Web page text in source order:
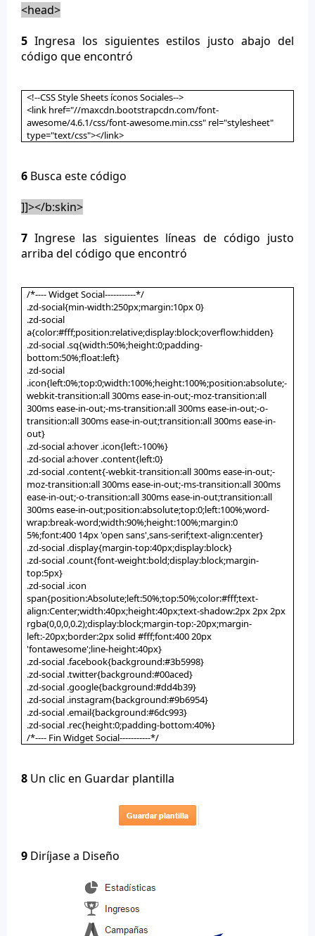
<head>
5 Ingresa los siguientes estilos justo abajo del
código que encontró
<!--CSS Style Sheets íconos Sociales-->
<link href="//maxcdn.bootstrapcdn.com/font-
awesome/4.6.1/css/font-awesome.min.css" rel="stylesheet"
type="text/css"></link>
6 Busca este código
]]></b:skin>
7 Ingrese las siguientes líneas de código justo
arriba del código que encontró
/*---- Widget Social-----------*/
.zd-social{min-width:250px;margin:10px 0}
.zd-social
a{color:#fff;position:relative;display:block;overflow:hidden}
.zd-social .sq{width:50%;height:0;padding-
bottom:50%;float:left}
.zd-social
.icon{left:0%;top:0;width:100%;height:100%;position:absolute;-
webkit-transition:all 300ms ease-in-out;-moz-transition:all
300ms ease-in-out;-ms-transition:all 300ms ease-in-out;-o-
transition:all 300ms ease-in-out;transition:all 300ms ease-in-
out}
.zd-social a:hover .icon{left:-100%}
.zd-social a:hover .content{left:0}
.zd-social .content{-webkit-transition:all 300ms ease-in-out;-
moz-transition:all 300ms ease-in-out;-ms-transition:all 300ms
ease-in-out;-o-transition:all 300ms ease-in-out;transition:all
300ms ease-in-out;position:absolute;top:0;left:100%;word-
wrap:break-word;width:90%;height:100%;margin:0
5%;font:400 14px 'open sans',sans-serif;text-align:center}
.zd-social .display{margin-top:40px;display:block}
.zd-social .count{font-weight:bold;display:block;margin-
top:5px}
.zd-social .icon
span{position:Absolute;left:50%;top:50%;color:#fff;text-
align:Center;width:40px;height:40px;text-shadow:2px 2px 2px
rgba(0,0,0,0.2);display:block;margin-top:-20px;margin-
left:-20px;border:2px solid #fff;font:400 20px
'fontawesome';line-height:40px}
.zd-social .facebook{background:#3b5998}
.zd-social .twitter{background:#00aced}
.zd-social .google{background:#dd4b39}
.zd-social .instagram{background:#9b6954}
.zd-social .email{background:#6dc993}
.zd-social .rec{height:0;padding-bottom:40%}
/*---- Fin Widget Social-----------*/
8 Un clic en Guardar plantilla
9 Diríjase a Diseño